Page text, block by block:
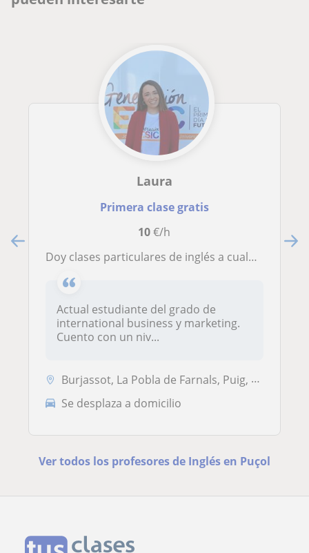
Laura
Primera clase gratis
10€/h
Doy clases particulares de inglés a cualquier edad o cualquier refuerzo para el colegio
Actual estudiante del grado de
international business y marketing.
Cuento con un niv...
Burjassot, La Pobla de Farnals, Puig, Puçol, Massamagrell, Museros, Ra...
Se desplaza a domicilio
Ver todos los profesores de Inglés en Puçol